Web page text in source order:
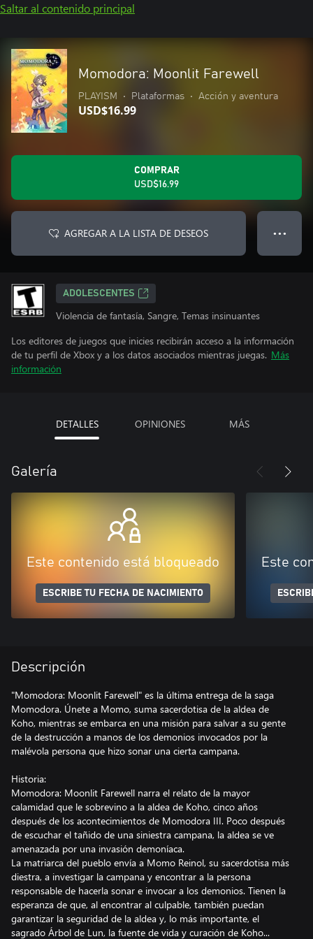
Saltar al contenido principal
Momodora: Moonlit Farewell
PLAYISM • Plataformas • Acción y aventura
USD$16.99
COMPRAR
USD$16.99
AGREGAR A LA LISTA DE DESEOS ● ● ●
ADOLESCENTES
Violencia de fantasía, Sangre, Temas insinuantes
Los editores de juegos que inicies recibirán acceso a la información
de tu perfil de Xbox y a los datos asociados mientras juegas. Más
información
DETALLES OPINIONES MÁS
Galería
Este contenido está bloqueado
ESCRIBE TU FECHA DE NACIMIENTO
Este
Descripción
"Momodora: Moonlit Farewell" es la última entrega de la saga
Momodora. Únete a Momo, suma sacerdotisa de la aldea de
Koho, mientras se embarca en una misión para salvar a su gente
de la destrucción a manos de los demonios invocados por la
malévola persona que hizo sonar una cierta campana.
Historia:
Momodora: Moonlit Farewell narra el relato de la mayor
calamidad que le sobrevino a la aldea de Koho, cinco años
después de los acontecimientos de Momodora III. Poco después
de escuchar el tañido de una siniestra campana, la aldea se ve
amenazada por una invasión demoníaca.
La matriarca del pueblo envía a Momo Reinol, su sacerdotisa más
diestra, a investigar la campana y encontrar a la persona
responsable de hacerla sonar e invocar a los demonios. Tienen la
esperanza de que, al encontrar al culpable, también puedan
garantizar la seguridad de la aldea y, lo más importante, el
sagrado Árbol de Lun, la fuente de vida y curación de Koho...